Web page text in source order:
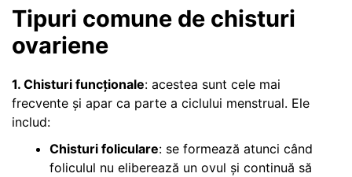
Tipuri comune de chisturi
ovariene
1. Chisturi funcționale: acestea sunt cele mai
frecvente și apar ca parte a ciclului menstrual. Ele
includ:
Chisturi foliculare: se formează atunci când
foliculul nu eliberează un ovul și continuă să